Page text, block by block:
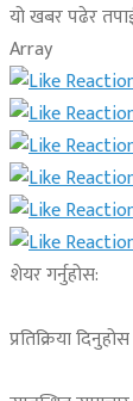
यो खबर पढेर
Array
शेयर गर्नुहोस:
प्रतिक्रिया दिनुहोस